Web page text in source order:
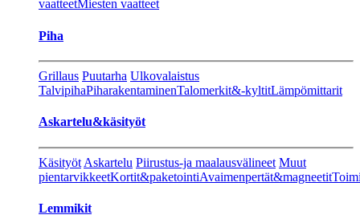
vaatteetMiesten vaatteet
Piha
Grillaus Puutarha Ulkovalaistus
TalvipihaPiharakentaminenTalomerkit&-kyltitLämpömittarit
Askartelu&käsityöt
Käsityöt Askartelu Piirustus-ja maalausvälineet Muut
pientarvikkeetKortit&paketointiAvaimenpertät&magneetit
Lemmikit